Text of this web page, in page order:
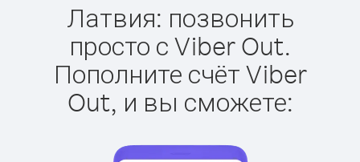
Латвия: позвонить
просто с Viber Out.
Пополните счёт Viber
Out, и вы сможете: